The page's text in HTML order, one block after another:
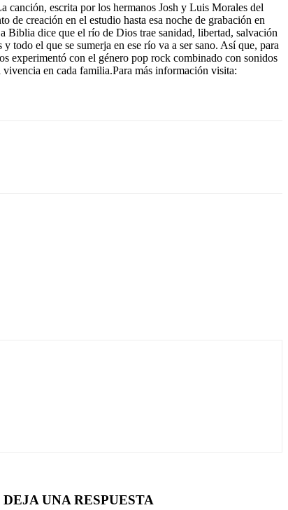
canción, escrita por los hermanos Josh y Luis Morales del
de creación en el estudio hasta esa noche de grabación en
Biblia dice que el río de Dios trae sanidad, libertad, salvación
todo el que se sumerja en ese río va a ser sano. Así que, para
experimentó con el género pop rock combinado con sonidos
en cada familia.Para más información visita:
DEJA UNA RESPUESTA